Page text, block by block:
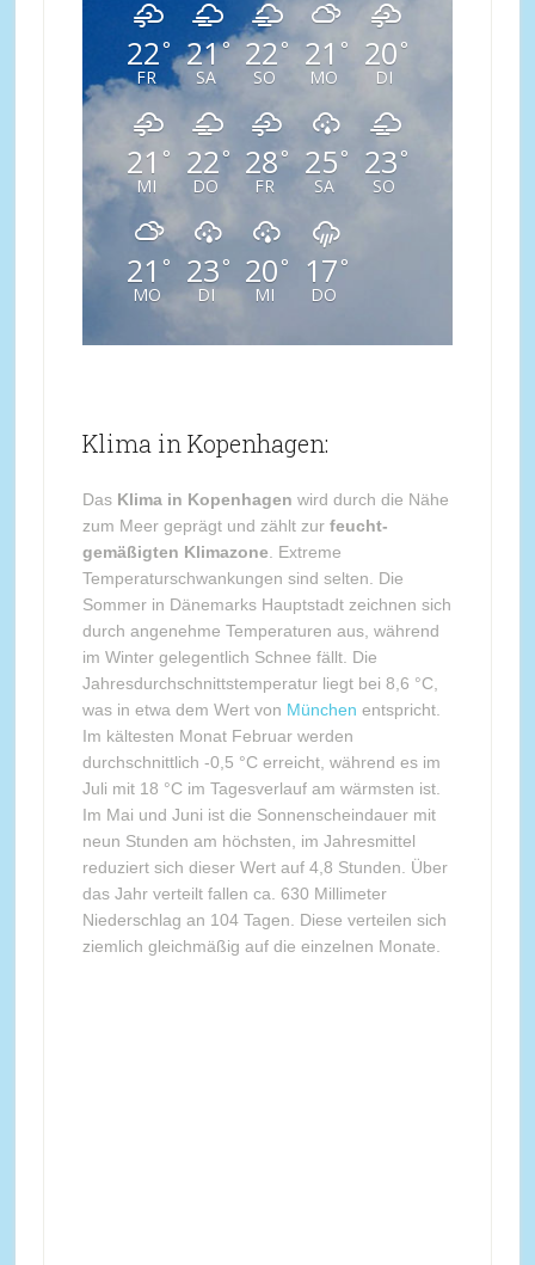
22°
FR
21°
SA
22°
SO
21 °
MO
20 °
DI
21 °
MI
22°
DO
28°
FR
25 °
SA
23 °
SO
21 °
MO
23 °
DI
20 °
MI
17 °
DO
Klima in Kopenhagen:
Das Klima in Kopenhagen wird durch die Nähe
zum Meer geprägt und zählt zur feucht-
gemäßigten Klimazone . Extreme
Temperaturschwankungen sind selten. Die
Sommer in Dänemarks Hauptstadt zeichnen sich
durch angenehme Temperaturen aus, während
im Winter gelegentlich Schnee fällt. Die
Jahresdurchschnittstemperatur liegt bei 8,6 °C,
was in etwa dem Wert von München entspricht.
Im kältesten Monat Februar werden
durchschnittlich -0,5 °C erreicht, während es im
Juli mit 18 °C im Tagesverlauf am wärmsten ist.
Im Mai und Juni ist die Sonnenscheindauer mit
neun Stunden am höchsten, im Jahresmittel
reduziert sich dieser Wert auf 4,8 Stunden. Über
das Jahr verteilt fallen ca. 630 Millimeter
Niederschlag an 104 Tagen. Diese verteilen sich
ziemlich gleichmäßig auf die einzelnen Monate.